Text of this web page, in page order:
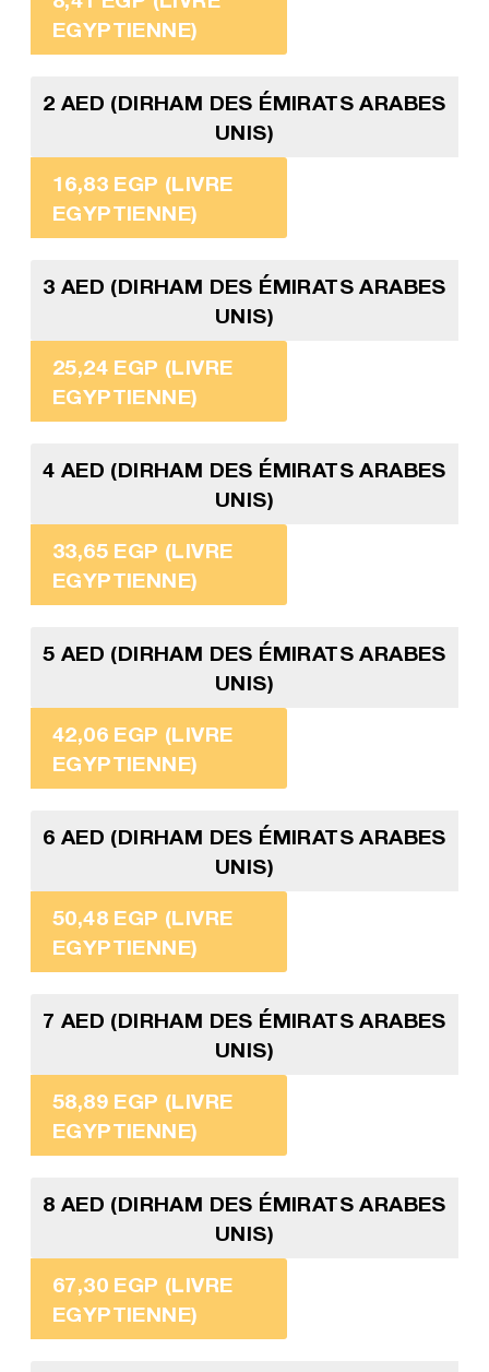
EGYPTIENNE)
2 AED (DIRHAM DES ÉMIRATS ARABES
UNIS)
16,83 EGP (LIVRE
EGYPTIENNE)
3 AED (DIRHAM DES ÉMIRATS ARABES
UNIS)
25,24 EGP (LIVRE
EGYPTIENNE)
4 AED (DIRHAM DES ÉMIRATS ARABES
UNIS)
33,65 EGP (LIVRE
EGYPTIENNE)
5 AED (DIRHAM DES ÉMIRATS ARABES
UNIS)
42,06 EGP (LIVRE
EGYPTIENNE)
6 AED (DIRHAM DES ÉMIRATS ARABES
UNIS)
50,48 EGP (LIVRE
EGYPTIENNE)
7 AED (DIRHAM DES ÉMIRATS ARABES
UNIS)
58,89 EGP (LIVRE
EGYPTIENNE)
8 AED (DIRHAM DES ÉMIRATS ARABES
UNIS)
67,30 EGP (LIVRE
EGYPTIENNE)